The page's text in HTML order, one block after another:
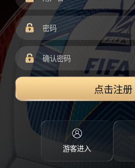
点击注册
游客进入